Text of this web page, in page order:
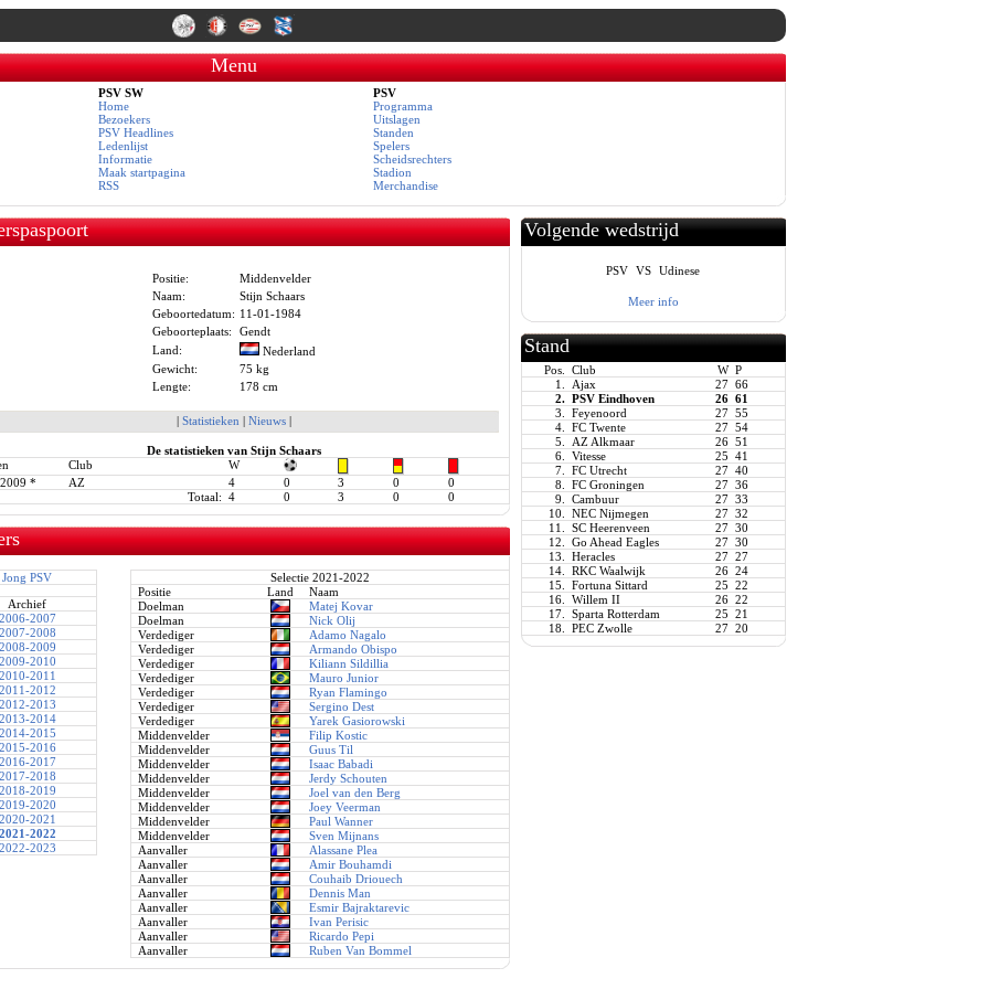
Menu
PSV SW
Home
Bezoekers
PSV Headlines
Ledenlijst
Informatie
Maak startpagina
RSS
PSV
Programma
Uitslagen
Standen
Spelers
Scheidsrechters
Stadion
Merchandise
Positie:
Middenvelder
Naam:
Stijn Schaars
Geboortedatum: 11-01-1984
Geboorteplaats:
Gendt
Land:
Nederland
Gewicht:
75 kg
Lengte:
178 cm
| Statistieken | Nieuws|
De statistieken van Stijn Schaars
Club
W
* AZ 4 0 3 0
0
Totaal: 4 0 3 0 0
Jong PSV
Archief
2007
2008
2009
2010
2011
2012
2013
2014
2015
2016
2017
2018
2019
2020
2021
2022
2023
Selectie 2021-2022
Positie
Land
Naam
Doelman
Matej Kovar
Doelman
Nick Olij
Verdediger
Adamo Nagalo
Verdediger
Armando Obispo
Verdediger
Kiliann Sildillia
Verdediger
Mauro Junior
Verdediger
Ryan Flamingo
Verdediger
Sergino Dest
Verdediger
Yarek Gasiorowski
Middenvelder
Filip Kostic
Middenvelder
Guus Til
Middenvelder
Isaac Babadi
Middenvelder
Jerdy Schouten
Middenvelder
Joel van den Berg
Middenvelder
Joey Veerman
Middenvelder
Paul Wanner
Middenvelder
Sven Mijnans
Aanvaller
Alassane Plea
Aanvaller
Amir Bouhamdi
Aanvaller
Couhaib Driouech
Aanvaller
Dennis Man
Aanvaller
Esmir Bajraktarevic
Aanvaller
Ivan Perisic
Aanvaller
Ricardo Pepi
Aanvaller
Ruben Van Bommel
Volgende wedstrijd
PSV VS Udinese
Meer info
Stand
Pos.Club W P
1. Ajax 27 66
2. PSV Eindhoven 26 61
3.Feyenoord 27 55
4.FC Twente 27 54
5. AZ Alkmaar 26 51
6.Vitesse 25 41
7.FC Utrecht 27 40
8.FC Groningen 27 36
9.Cambuur 27 33
10.NEC Nijmegen 27 32
11.SC Heerenveen 27 30
12.Go Ahead Eagles 27 30
13.Heracles 27 27
14.RKC Waalwijk 26 24
15.Fortuna Sittard 25 22
16.Willem II 26 22
17.Sparta Rotterdam 25 21
18.PEC Zwolle 27 20